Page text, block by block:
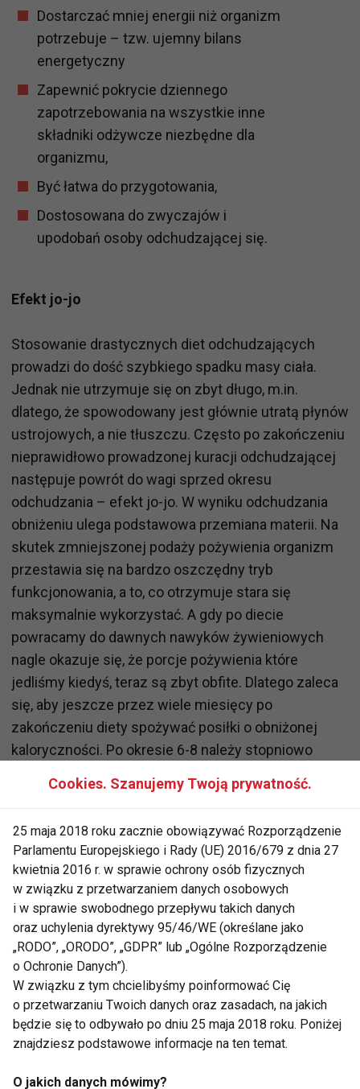
Dostarczać mniej energii niż organizm
potrzebuje – tzw. ujemny bilans
energetyczny
Zapewnić pokrycie dziennego
zapotrzebowania na wszystkie inne
składniki odżywcze niezbędne dla
organizmu,
Być łatwa do przygotowania,
Dostosowana do zwyczajów i
upodobań osoby odchudzającej się.
Efekt jo-jo
Stosowanie drastycznych diet odchudzających
prowadzi do dość szybkiego spadku masy ciała.
Jednak nie utrzymuje się on zbyt długo, m.in.
dlatego, że spowodowany jest głównie utratą płynów
ustrojowych, a nie tłuszczu. Często po zakończeniu
nieprawidłowo prowadzonej kuracji odchudzającej
następuje powrót do wagi sprzed okresu
odchudzania – efekt jo-jo. W wyniku odchudzania
obniżeniu ulega podstawowa przemiana materii. Na
skutek zmniejszonej podaży pożywienia organizm
przestawia się na bardzo oszczędny tryb
funkcjonowania, a to, co otrzymuje stara się
maksymalnie wykorzystać. A gdy po diecie
powracamy do dawnych nawyków żywieniowych
nagle okazuje się, że porcje pożywienia które
jedliśmy kiedyś, teraz są zbyt obfite. Dlatego zaleca
się, aby jeszcze przez wiele miesięcy po
zakończeniu diety spożywać posiłki o obniżonej
kaloryczności. Po okresie 6-8 należy stopniowo
Pozbycie się nadmiaru tkanki tłuszczowej sprawia
zazwyczaj wiele kłopotów. To proces wymagający
czasu, cierpliwości i rygorystycznego
przestrzegania zaleceń dietetycznych. Prawidłowe
odchudzanie powinno łączyć w sobie stosowanie
diety niskokalorycznej w połączeniu ze
zwiększeniem aktywności fizycznej.
Podczas odchudzania się warto przestrzegać
Cookies. Szanujemy Twoją prywatność.
25 maja 2018 roku zacznie obowiązywać Rozporządzenie
Parlamentu Europejskiego i Rady (UE) 2016/679 z dnia 27
kwietnia 2016 r. w sprawie ochrony osób fizycznych
w związku z przetwarzaniem danych osobowych
i w sprawie swobodnego przepływu takich danych
oraz uchylenia dyrektywy 95/46/WE (określane jako
„RODO”, „ORODO”, „GDPR” lub „Ogólne Rozporządzenie
o Ochronie Danych”).
W związku z tym chcielibyśmy poinformować Cię
o przetwarzaniu Twoich danych oraz zasadach, na jakich
będzie się to odbywało po dniu 25 maja 2018 roku. Poniżej
znajdziesz podstawowe informacje na ten temat.
O jakich danych mówimy?